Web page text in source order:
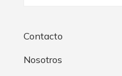
Contacto
Nosotros